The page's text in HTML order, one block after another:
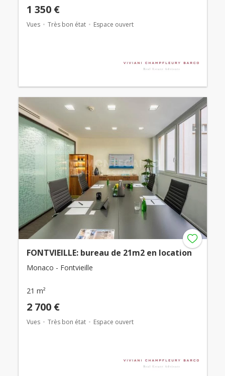
1 350 €
Vues Très bon état Espace ouvert
FONTVIEILLE: bureau de 21m2 en location
Monaco - Fontvieille
21 m²
2 700 €
Vues Très bon état Espace ouvert